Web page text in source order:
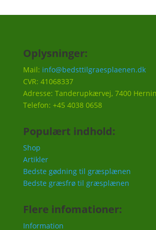
Oplysninger:
Mail: info@bedsttilgraesplaenen.dk
CVR: 41068337
Adresse: Tanderupkærvej, 7400
Telefon: +45 4038 0658
Populært indhold:
Shop
Artikler
Bedste gødning til græsplænen
Bedste græsfrø til græsplænen
Flere infomationer:
Information